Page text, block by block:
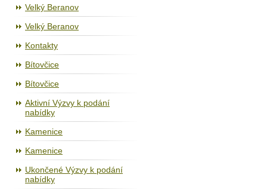
Velký Beranov
Velký Beranov
Kontakty
Bítovčice
Bítovčice
Aktivní Výzvy k podání
nabídky
Kamenice
Kamenice
Ukončené Výzvy k podání
nabídky